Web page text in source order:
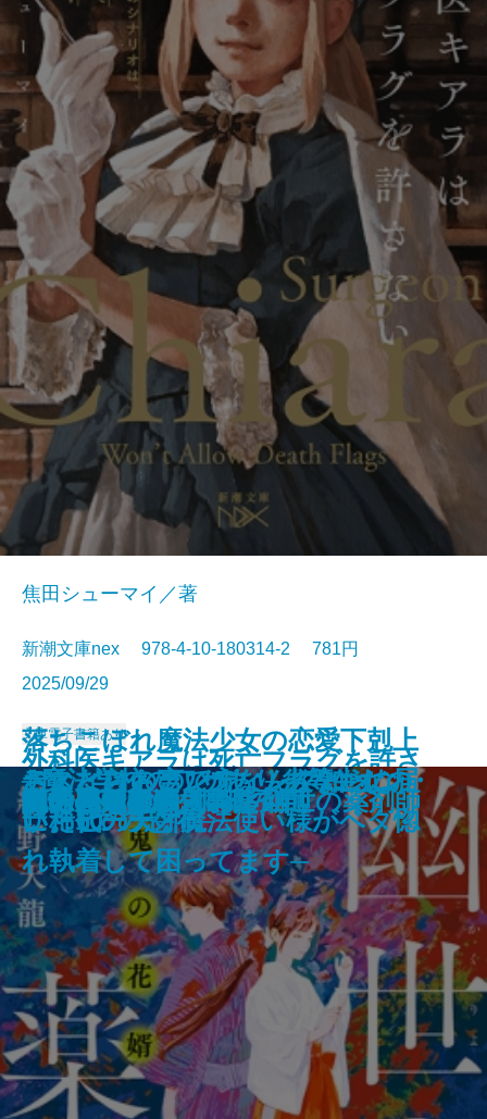
忘らるる惑星
8月31日の初恋
君を狂気と呼ぶのなら
アルネの事件簿─Strange life─
コンビニ兄弟5─テンダネス門司港
こがね村店─
このクリニックはつぶれます！2
─医療コンサル高柴一香の診断─
美しい探偵に必要な殺人
僕の青春をクイズに捧ぐ
巫女は月夜に殺される
外科医キアラは死亡フラグを許さ
ない─死人だらけのシナリオは、
前世の知識で書きかえます─
焦田シューマイ／著
新潮文庫nex 978-4-10-180314-2 781円
2025/09/29
文庫電子書籍あり
鬼の花婿 幽世の薬剤師
さよならの言い方なんて知らな
い。10
蜘蛛屋敷の殺人
龍ノ国幻想8 呱呱の声
落ちこぼれ魔法少女の恋愛下剋上
─魔法学校のワケあり劣等生なの
に稀代の天才魔法使い様がベタ惚
れ執着して困ってます─
おとどけものです。─あなたに届
いた6つの恐怖─
デス・ストランディング2─オン・
ザ・ビーチ─
記憶の鍵盤
町内会死者蘇生事件
あやかしの仇討ち 幽世の薬剤師